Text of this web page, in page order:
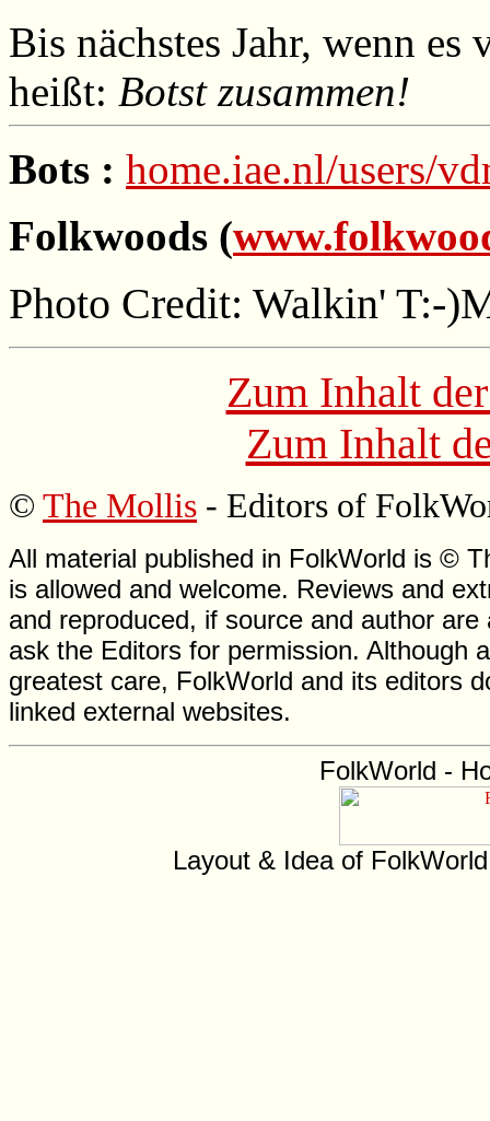
Bis nächstes Jahr, wenn
heißt: Botst zusammen!
Bots : home.iae.nl/users/
Folkwoods (
Photo Credit: Walkin' T:-
Zum Inhalt
Zum Inhalt
© The Mollis - Editors of
All material published in FolkWorld is ©
is allowed and welcome. Reviews and
and reproduced, if source and author
ask the Editors for permission. Although
greatest care, FolkWorld and its editors
linked external websites.
FolkWorld -
Layout & Idea of